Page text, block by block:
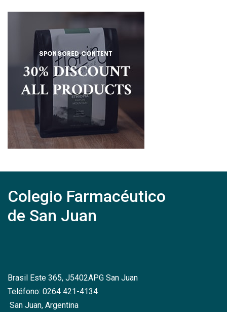
Colegio Farmacéutico
de San Juan
Brasil Este 365, J5402APG San Juan
Teléfono: 0264 421-4134
San Juan, Argentina